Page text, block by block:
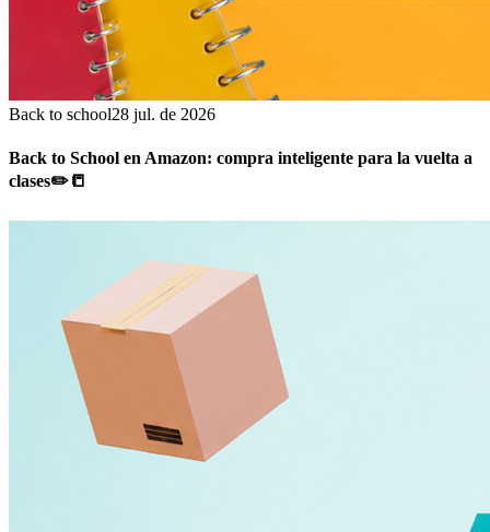
Back to school28 jul. de 2026
Back to School en Amazon: compra inteligente para la vuelta a
clases✏️📒